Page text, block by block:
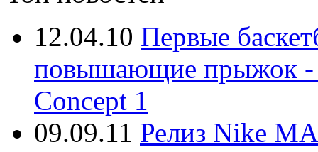
12.04.10 Первые
повышающие прыжок -
Concept 1
09.09.11 Релиз Nike